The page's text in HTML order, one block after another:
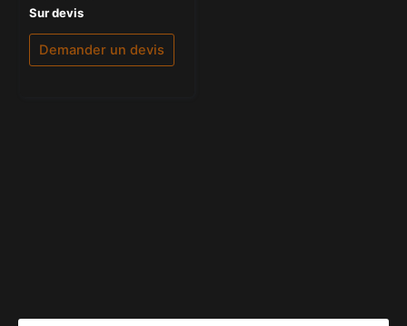
Note
0
sur
Sur devis
Demander un devis